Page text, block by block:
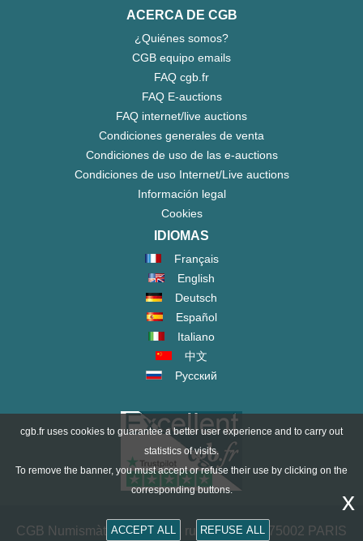
ACERCA DE CGB
¿Quiénes somos?
CGB equipo emails
FAQ cgb.fr
FAQ E-auctions
FAQ internet/live auctions
Condiciones generales de venta
Condiciones de uso de las e-auctions
Condiciones de uso Internet/Live auctions
Información legal
Cookies
IDIOMAS
Français
English
Deutsch
Español
Italiano
中文
Русский
CGB Numismàtica Paris - 36 rue Vivienne - 75002 PARIS
cgb.fr uses cookies to guarantee a better user experience and to carry out
statistics of visits.
To remove the banner, you must accept or refuse their use by clicking on the
corresponding buttons.
ACCEPT ALL REFUSE ALL
x